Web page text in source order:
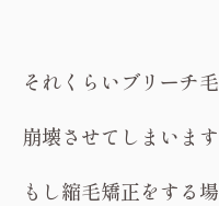
それくらいブリーチ
崩壊させてしまいま
もし縮毛矯正をする